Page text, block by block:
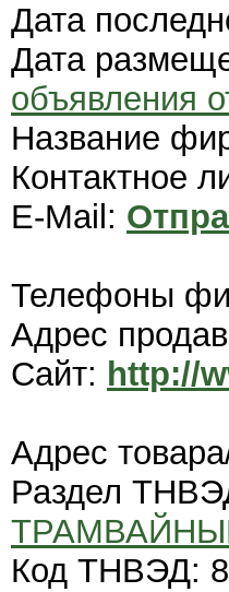
Дата
Дата
объявления
Название
Контактное
E-Mail:
Телефоны
Адрес
Сайт: http://
Адрес
Раздел
Код ТНВЭД: